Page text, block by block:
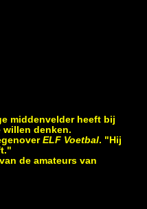
middenvelder heeft bij
willen denken.
ELF Voetbal. "Hij
de amateurs van